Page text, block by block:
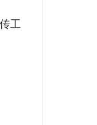
工